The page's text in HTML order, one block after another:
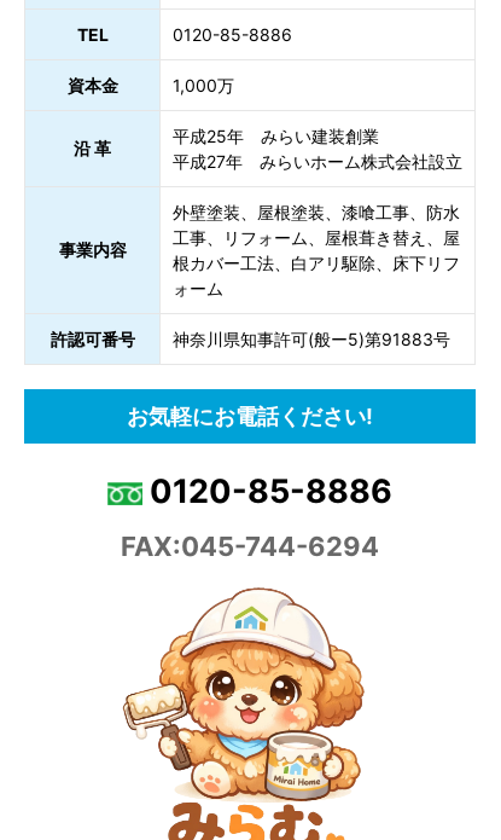
TEL 0120-85-8886
資本金 1,000万
沿 革
平成25年 みらい建装創業
平成27年 みらいホーム株式会社設立
事業内容
外壁塗装、屋根塗装、漆喰工事、防水
工事、リフォーム、屋根葺き替え、屋
根カバー工法、白アリ駆除、床下リフ
ォーム
許認可番号 神奈川県知事許可(般ー5)第91883号
お気軽にお電話ください!
0120-85-8886
FAX:045-744-6294